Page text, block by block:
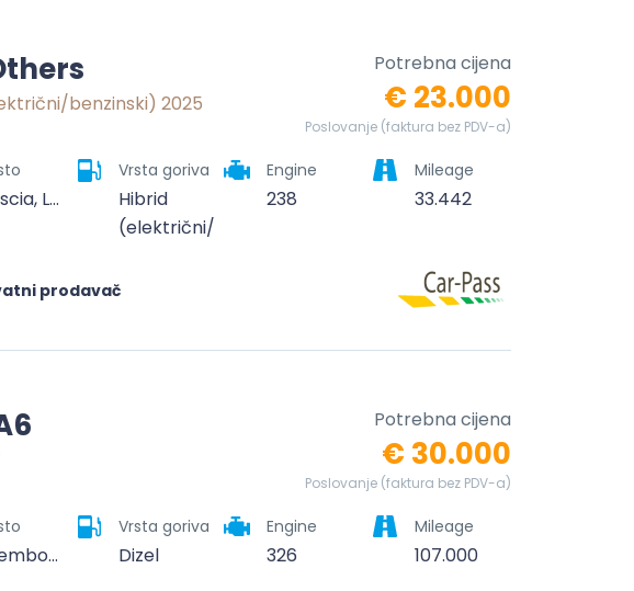
benzinski) 2025
Potrebna cijena
€ 23.000
Poslovanje (faktura bez PDV-a)
Brescia, Lombardy, 25121-25136, Italy
Vrsta goriva
Hibrid
(električni/benzinski)
Engine
238
Mileage
33.442
prodavač
Potrebna cijena
€ 30.000
Poslovanje (faktura bez PDV-a)
Luxembourg, Canton Luxembourg, Luxembourg
Vrsta goriva
Dizel
Engine
326
Mileage
107.000